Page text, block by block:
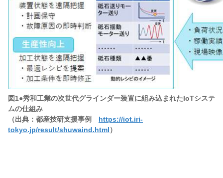
図1●秀和工業の次世代グラインダー装置に組み込まれたIoTシステ
ムの仕組み
（出典：都産技研支援事例 https://iot.iri-
tokyo.jp/result/shuwaind.html）